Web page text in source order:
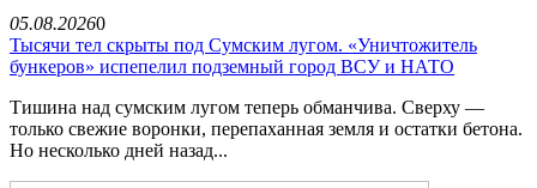
05.08.20260
Тысячи тел скрыты под Сумским лугом. «Уничтожитель
бункеров» испепелил подземный город ВСУ и НАТО
Тишина над сумским лугом теперь обманчива. Сверху —
только свежие воронки, перепаханная земля и остатки бетона.
Но несколько дней назад...